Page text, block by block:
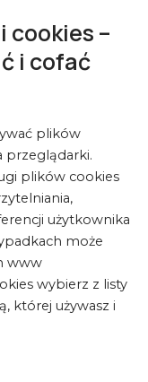
cookies –
i cofać
plików
przeglądarki.
plików cookies
użytkownika
może
www
wybierz z listy
której używasz i